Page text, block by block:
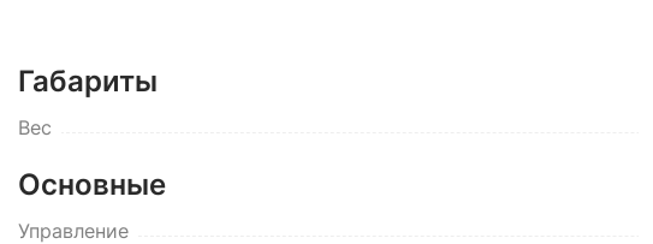
Габариты
Вес
Основные
Управление